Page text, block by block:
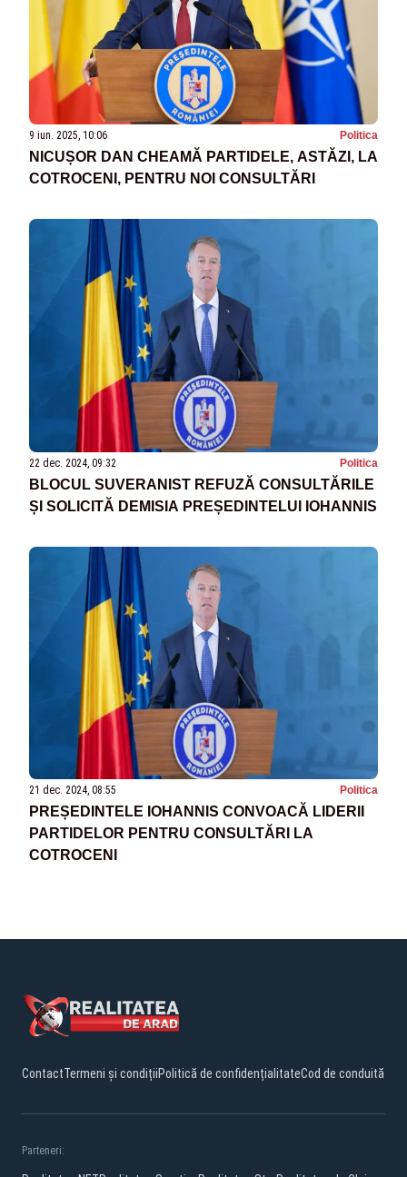
9 iun. 2025, 10:06 Politica
NICUȘOR DAN CHEAMĂ PARTIDELE, ASTĂZI, LA
COTROCENI, PENTRU NOI CONSULTĂRI
22 dec. 2024, 09:32 Politica
BLOCUL SUVERANIST REFUZĂ CONSULTĂRILE
ȘI SOLICITĂ DEMISIA PREȘEDINTELUI IOHANNIS
21 dec. 2024, 08:55 Politica
PREȘEDINTELE IOHANNIS CONVOACĂ LIDERII
PARTIDELOR PENTRU CONSULTĂRI LA
COTROCENI
ContactTermeni și condițiiPolitică de confidențialitateCod de conduită
Parteneri: